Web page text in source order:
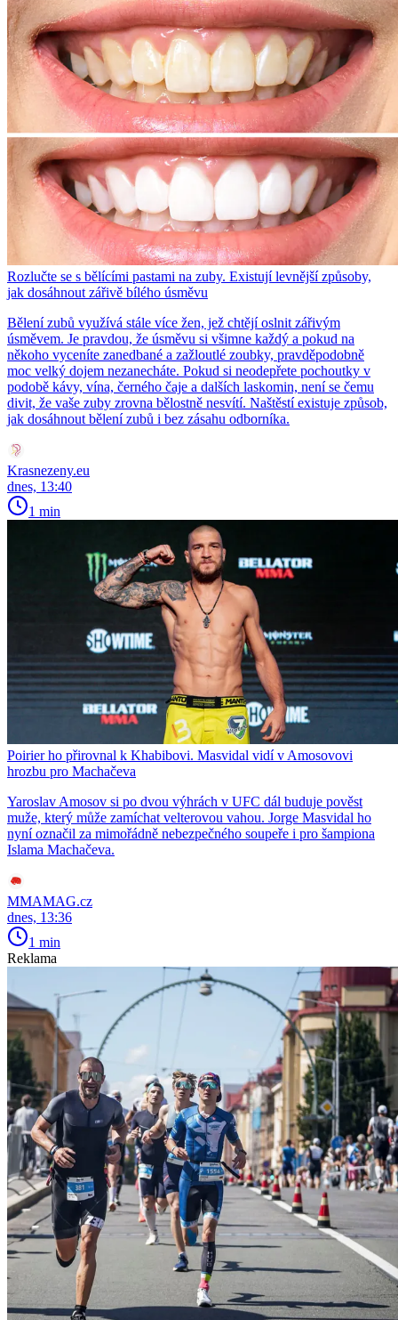
Rozlučte se s bělícími pastami na zuby. Existují levnější způsoby,
jak dosáhnout zářivě bílého úsměvu
Bělení zubů využívá stále více žen, jež chtějí oslnit zářivým
úsměvem. Je pravdou, že úsměvu si všimne každý a pokud na
někoho vyceníte zanedbané a zažloutlé zoubky, pravděpodobně
moc velký dojem nezanecháte. Pokud si neodepřete pochoutky v
podobě kávy, vína, černého čaje a dalších laskomin, není se čemu
divit, že vaše zuby zrovna bělostně nesvítí. Naštěstí existuje způsob,
jak dosáhnout bělení zubů i bez zásahu odborníka.
Krasnezeny.eu
dnes, 13:40
1 min
Poirier ho přirovnal k Khabibovi. Masvidal vidí v Amosovovi
hrozbu pro Machačeva
Yaroslav Amosov si po dvou výhrách v UFC dál buduje pověst
muže, který může zamíchat velterovou vahou. Jorge Masvidal ho
nyní označil za mimořádně nebezpečného soupeře i pro šampiona
Islama Machačeva.
MMAMAG.cz
dnes, 13:36
1 min
Reklama